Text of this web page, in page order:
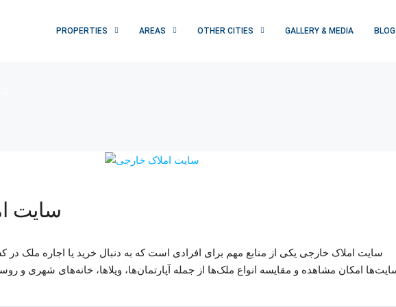
PROPERTIES AREAS OTHER CITIES GALLERY & MEDIA BLOG
سایت
سایت املاک خارجی یکی از منابع مهم برای افرادی است که به دنبال خرید یا اجاره ملک در